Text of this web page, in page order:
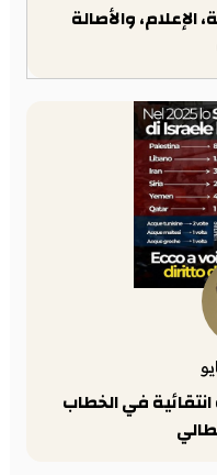
والأصالة
في الخطاب